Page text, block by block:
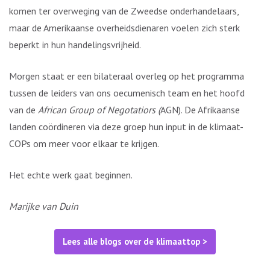
komen ter overweging van de Zweedse onderhandelaars,
maar de Amerikaanse overheidsdienaren voelen zich sterk
beperkt in hun handelingsvrijheid.
Morgen staat er een bilateraal overleg op het programma
tussen de leiders van ons oecumenisch team en het hoofd
van de African Group of Negotatiors (AGN). De Afrikaanse
landen coördineren via deze groep hun input in de klimaat-
COPs om meer voor elkaar te krijgen.
Het echte werk gaat beginnen.
Marijke van Duin
Lees alle blogs over de klimaattop >